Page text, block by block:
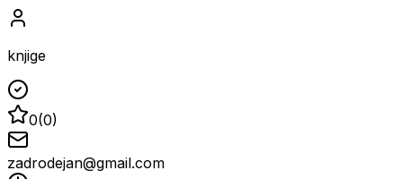
knjige
0(0)
zadrodejan@gmail.com